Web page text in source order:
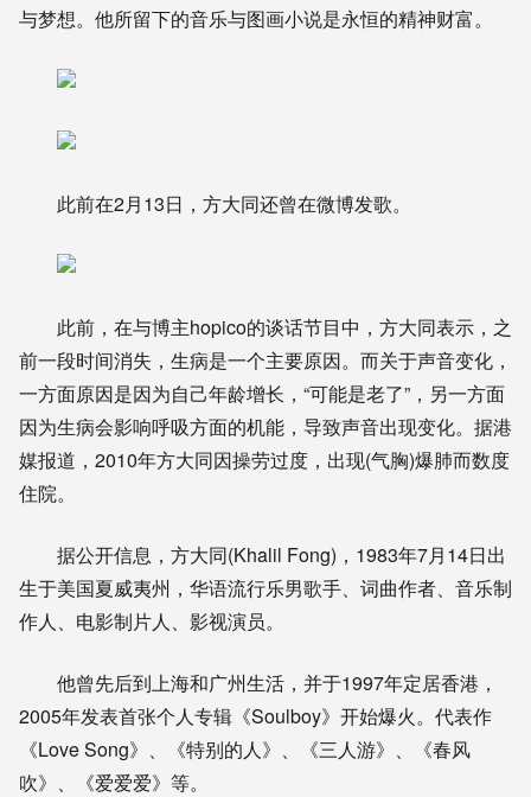
与梦想。他所留下的音乐与图画小说是永恒的精神财富。
此前在2月13日，方大同还曾在微博发歌。
此前，在与博主hopico的谈话节目中，方大同表示，之
前一段时间消失，生病是一个主要原因。而关于声音变化，
一方面原因是因为自己年龄增长，“可能是老了”，另一方面
因为生病会影响呼吸方面的机能，导致声音出现变化。据港
媒报道，2010年方大同因操劳过度，出现(气胸)爆肺而数度
住院。
据公开信息，方大同(Khalil Fong)，1983年7月14日出
生于美国夏威夷州，华语流行乐男歌手、词曲作者、音乐制
作人、电影制片人、影视演员。
他曾先后到上海和广州生活，并于1997年定居香港，
2005年发表首张个人专辑《Soulboy》开始爆火。代表作
《Love Song》、《特别的人》、《三人游》、《春风
吹》、《爱爱爱》等。